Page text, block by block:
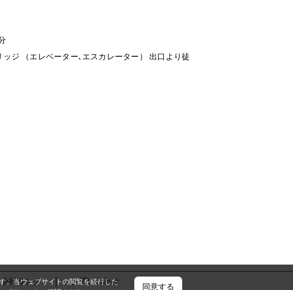
ジ （エレベーター､エスカレーター） 出口より徒
会社リンク お問い合わせ
。当ウェブサイトの閲覧を続行した
同意する